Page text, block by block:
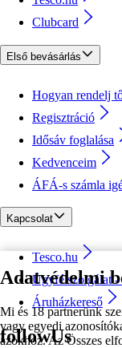
Adatvédelmi
Mi és 18 partnerünk
vagy egyedi
azokhoz. Az Összes
Clubcard
Első bevásárlás
Hogyan rendelj
Regisztráció
Idősáv foglalása
Kedvenceim
ÁFÁ-s számla
Kapcsolat
Tesco.hu
Ügyfélszolgálat -
Áruházkereső
followUs